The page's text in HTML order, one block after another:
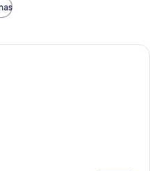
Un dormitorio con una cama, dos